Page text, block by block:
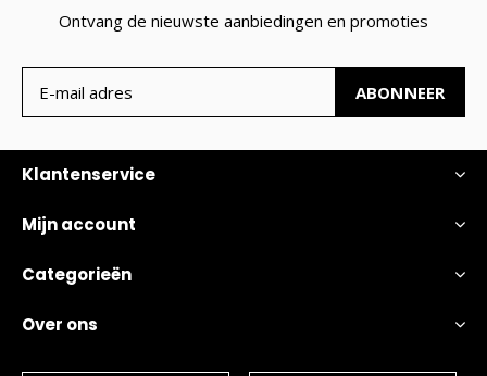
Ontvang de nieuwste aanbiedingen en promoties
ABONNEER
Klantenservice
Mijn account
Categorieën
Over ons